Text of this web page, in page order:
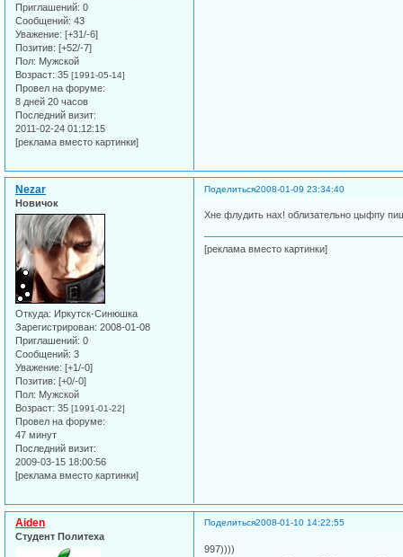
Приглашений: 0
Сообщений: 43
Уважение: [+31/-6]
Позитив: [+52/-7]
Пол: Мужской
Возраст: 35 [1991-05-14]
Провел на форуме:
8 дней 20 часов
Последний визит:
2011-02-24 01:12:15
[реклама вместо картинки]
Поделиться2008-01-09 23:34:40
Nezar
Новичок
Откуда: Иркутск-Синюшка
Зарегистрирован: 2008-01-08
Приглашений: 0
Сообщений: 3
Уважение: [+1/-0]
Позитив: [+0/-0]
Пол: Мужской
Возраст: 35 [1991-01-22]
Провел на форуме:
47 минут
Последний визит:
2009-03-15 18:00:56
[реклама вместо картинки]
Хне флудить нах! облизательно цыфпу
[реклама вместо картинки]
Поделиться2008-01-10 14:22:55
Aiden
Студент Политеха
997))))